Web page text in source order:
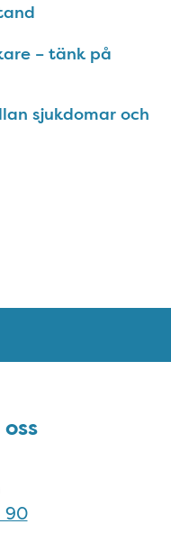
– tänk på
sjukdomar och
90